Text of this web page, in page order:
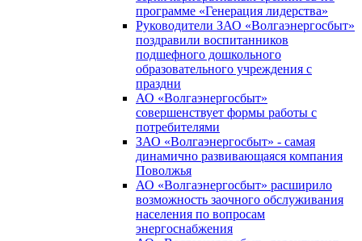
программе «Генерация лидерства»
Руководители ЗАО «Волгаэнергосбыт»
поздравили воспитанников
подшефного дошкольного
образовательного учреждения с
праздни
АО «Волгаэнергосбыт»
совершенствует формы работы с
потребителями
ЗАО «Волгаэнергосбыт» - самая
динамично развивающаяся компания
Поволжья
АО «Волгаэнергосбыт» расширило
возможность заочного обслуживания
населения по вопросам
энергоснабжения